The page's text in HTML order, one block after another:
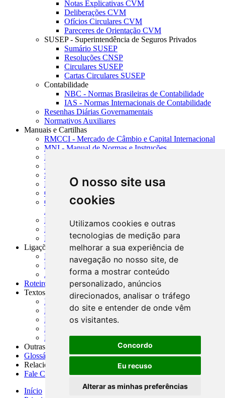
O nosso site usa
cookies
Utilizamos cookies e outras
tecnologias de medição para
melhorar a sua experiência de
navegação no nosso site, de
forma a mostrar conteúdo
personalizado, anúncios
direcionados, analisar o tráfego
do site e entender de onde vêm
os visitantes.
Concordo
Eu recuso
Alterar as minhas preferências
Notas Explicativas CVM
Deliberações CVM
Ofícios Circulares CVM
Pareceres de Orientação CVM
SUSEP - Superintendência de Seguros Privados
Sumário SUSEP
Resoluções CNSP
Circulares SUSEP
Cartas Circulares SUSEP
Contabilidade
NBC - Normas Brasileiras de Contabilidade
IAS - Normas Internacionais de Contabilidade
Resenhas Diárias Governamentais
Normativos Auxiliares
Manuais e Cartilhas
RMCCI - Mercado de Câmbio e Capital Internacional
MNI - Manual de Normas e Instruções
MTVM - Manual de Títulos e Valores Mobiliários
MCR - Manual de Crédito Rural
SISORF - Manual de Organização do SFN
MASUP - Manual de Supervisão Bancária
CADOC - Catálogo de Documentos
CNAE-CONCLA - Classificação Nacional de
Atividades Econômicas
PMF - Cartilhas do BCB
Manuais Auxiliares do BCB e Cosif-e
Resenhas Diárias Governamentais
Ligações Externas
Links Úteis
Presidência da República
Agências Nacionais Reguladoras
Roteiros para Estudos
Textos
Índice de Textos
Editorial
Monografias
Na Imprensa
Fórum de Discussão
Outras ferramentas
Glossário
Relacionamento
Fale Conosco
Início